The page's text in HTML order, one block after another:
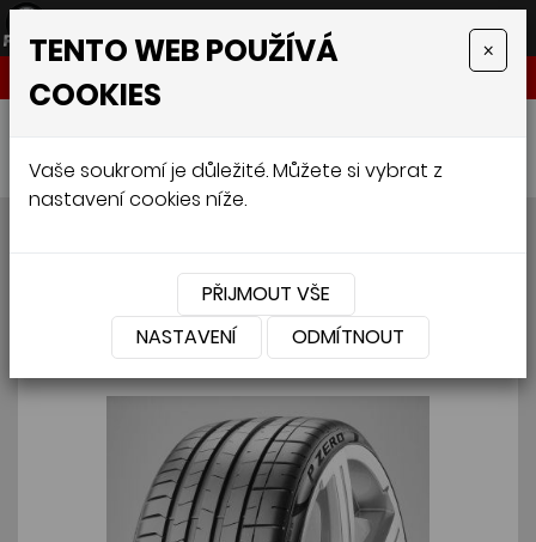
PIRELLI P-ZERO (sportovní) 245/40 R18 97Y
245/40 R18 97Y
TENTO WEB POUŽÍVÁ
COOKIES
×
Vaše soukromí je důležité. Můžete si vybrat z
nastavení cookies níže.
PŘIJMOUT VŠE
NASTAVENÍ
ODMÍTNOUT